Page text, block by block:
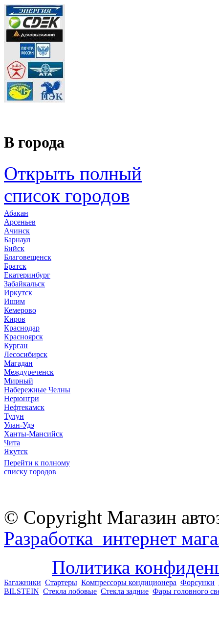
В города
Открыть полный
список городов
Абакан
Арсеньев
Ачинск
Барнаул
Бийск
Благовещенск
Братск
Екатеринбург
Забайкальск
Иркутск
Ишим
Кемерово
Киров
Краснодар
Красноярск
Курган
Лесосибирск
Магадан
Междуреченск
Мирный
Набережные Челны
Нерюнгри
Нефтекамск
Тулун
Улан-Удэ
Ханты-Мансийск
Чита
Якутск
Перейти к полному
списку городов
© Copyright Магазин
Разработка интернет
Политика
Багажники Стартеры Компрессоры кондиционера Форсунки
BILSTEIN Стекла лобовые Стекла задние Фары головного